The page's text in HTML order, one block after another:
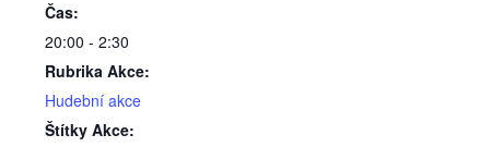
Čas:
20:00 - 2:30
Rubrika Akce:
Hudební akce
Štítky Akce: